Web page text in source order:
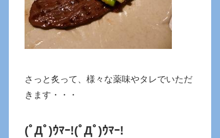
さっと炙って、様々な薬味やタレでいただ
きます・・・
(ﾟДﾟ)ｳﾏｰ!(ﾟДﾟ)ｳﾏｰ!